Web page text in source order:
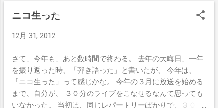
ニコ生った
12月 31, 2012
さて、今年も、あと数時間で終わる。 去年の大晦日、一年
を振り返った時、「弾き語った」と書いたが、 今年は、
「ニコ生った」って感じかな。 今年の３月に放送を始める
まで、自分が、 ３０分のライブをこなせるなんて思っても
いなかった。 当初は、同じレパートリーばかりで、３０分